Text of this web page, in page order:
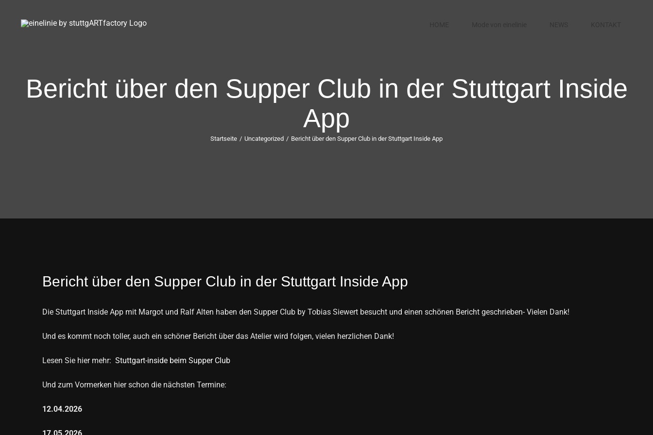
Bericht über den Supper Club in der Stuttgart Inside
App
Startseite / Uncategorized / Bericht über den Supper Club in der Stuttgart Inside App
grösseres
Bericht über den Supper Club in der Stuttgart Inside App
Die Stuttgart Inside App mit Margot und Ralf Alten haben den Supper Club by Tobias Siewert besucht und einen schönen Bericht geschrieben- Vielen Dank!
Und es kommt noch toller, auch ein schöner Bericht über das Atelier wird folgen, vielen herzlichen Dank!
Lesen Sie hier mehr: Stuttgart-inside beim Supper Club
Und zum Vormerken hier schon die nächsten Termine:
12.04.2026